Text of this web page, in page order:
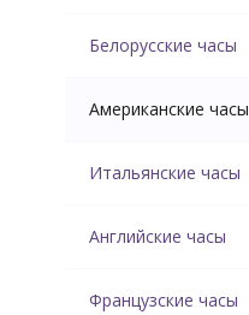
Белорусские часы
Американские часы
Итальянские часы
Английские часы
Французские часы